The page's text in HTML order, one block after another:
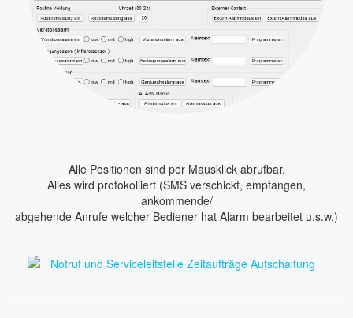
Alle Positionen sind per Mausklick abrufbar.
Alles wird protokolliert (SMS verschickt, empfangen,
ankommende/
abgehende Anrufe welcher Bediener hat Alarm bearbeitet u.s.w.)